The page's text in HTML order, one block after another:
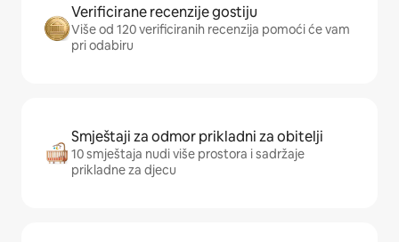
Verificirane recenzije gostiju
Više od 120 verificiranih recenzija pomoći će vam
pri odabiru
Smještaji za odmor prikladni za obitelji
10 smještaja nudi više prostora i sadržaje
prikladne za djecu